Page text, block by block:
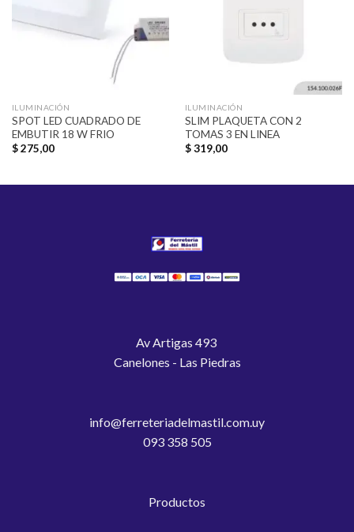
ILUMINACIÓN
SPOT LED CUADRADO DE
EMBUTIR 18 W FRIO
$275,00
ILUMINACIÓN
SLIM PLAQUETA CON 2
TOMAS 3 EN LINEA
$319,00
Av Artigas 493
Canelones - Las Piedras
info@ferreteriadelmastil.com.uy
093 358 505
Productos